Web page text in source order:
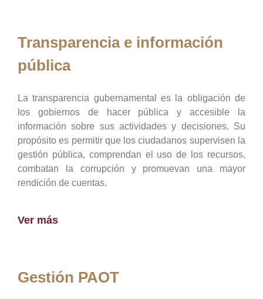
Transparencia e información
pública
La transparencia gubernamental es la obligación de
los gobiernos de hacer pública y accesible la
información sobre sus actividades y decisiones. Su
propósito es permitir que los ciudadanos supervisen la
gestión pública, comprendan el uso de los recursos,
combatan la corrupción y promuevan una mayor
rendición de cuentas.
Ver más
Gestión PAOT